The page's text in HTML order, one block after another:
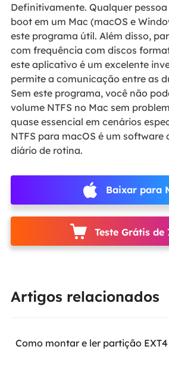
Definitivamente. Qualquer
boot em um Mac (macOS e
este programa útil. Além disso,
com frequência com discos
este aplicativo é um excelente
permite a comunicação entre as
Sem este programa, você não
volume NTFS no Mac sem
quase essencial em cenários
NTFS para macOS é um
diário de rotina.
Baixar para
Teste Grátis de
Artigos relacionados
Como montar e ler partição